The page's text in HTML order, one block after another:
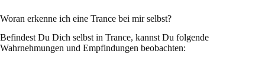
Woran erkenne ich eine Trance bei mir selbst?
Befindest Du Dich selbst in Trance, kannst Du folgende
Wahrnehmungen und Empfindungen beobachten: